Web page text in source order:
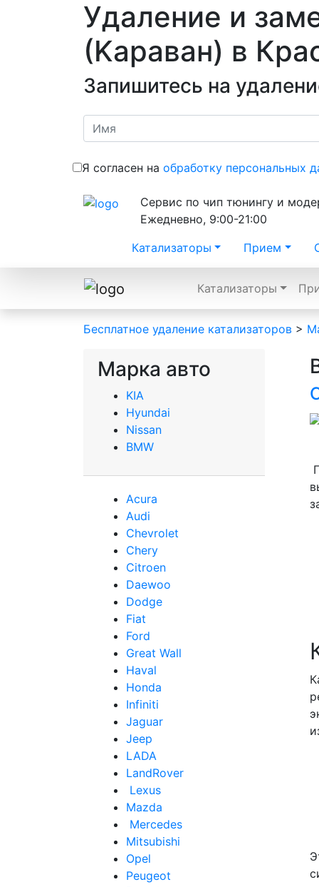
Удаление и
(Kараван) в
Запишитесь на
Я согласен на обработку персональных
Сервис по чип тюнингу и
Ежедневно, 9:00-21:00
Катализаторы
Прием
Катализаторы
Бесплатное удаление катализаторов >
Марка авто
KIA
Hyundai
Nissan
BMW
Acura
Audi
Сhevrolet
Chery
Сitroen
Daewoo
Dodge
Fiat
Ford
Great Wall
Haval
Honda
Infiniti
Jaguar
Jeep
LADA
LandRover
Lexus
Mazda
Mercedes
Mitsubishi
Opel
Peugeot